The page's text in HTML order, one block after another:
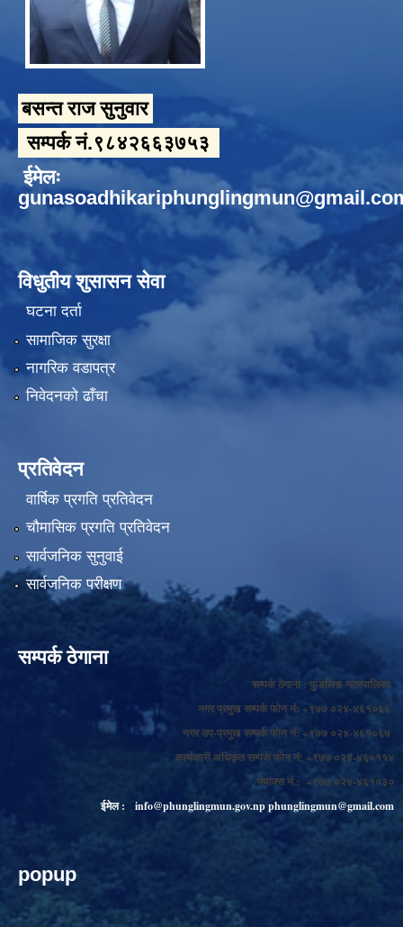
बसन्त राज सुनुवार
सम्पर्क नं.९८४२६६३७५३
ईमेलः
विधुतीय शुसासन सेवा
घटना दर्ता
सामाजिक सुरक्षा
नागरिक वडापत्र
निवेदनको ढाँचा
प्रतिवेदन
वार्षिक प्रगति प्रतिवेदन
चौमासिक प्रगति प्रतिवेदन
सार्वजनिक सुनुवाई
सार्वजनिक परीक्षण
सम्पर्क ठेगाना
सम्पर्क ठेगाना : फुङलिङ नगरपालिका
नगर प्रमुख सम्पर्क फोन नं: +९७७ ०२४-४६१०६६
नगर उप-प्रमुख सम्पर्क फोन नं: +९७७ ०२४-४६१०६७
कार्यकारी अधिकृत सम्पर्क फोन नं: +९७७ ०२४-४६०११४
फ्याक्स नं.: +९७७ ०२४-४६१०३०
ईमेल :
info@phunglingmun.gov.npphunglingmun@gmail.com
popup